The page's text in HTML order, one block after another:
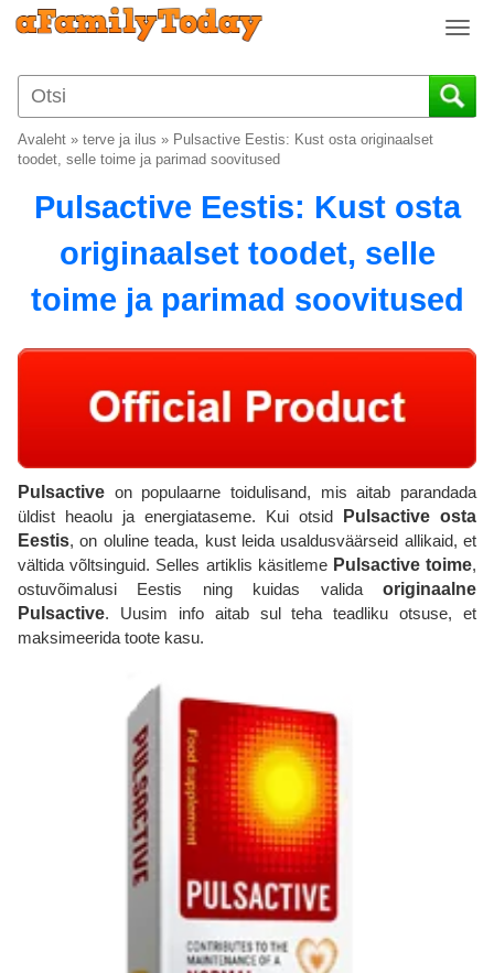
T
g
g
a
v
a
i
Avaleht » terve ja ilus » Pulsactive Eestis: Kust osta originaalset
toodet, selle toime ja parimad soovitused
Pulsactive Eestis: Kust osta
originaalset toodet, selle
toime ja parimad soovitused
Pulsactive on populaarne toidulisand, mis aitab parandada
üldist heaolu ja energiataseme. Kui otsid
Pulsactive osta
Eestis, on oluline teada, kust leida usaldusväärseid allikaid, et
vältida võltsinguid. Selles artiklis käsitleme Pulsactive toime,
ostuvõimalusi Eestis ning kuidas valida originaalne
Pulsactive. Uusim info aitab sul teha teadliku otsuse, et
maksimeerida toote kasu.